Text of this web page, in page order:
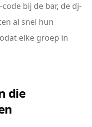
bij de bar, de dj-
al snel hun
elke groep in
die